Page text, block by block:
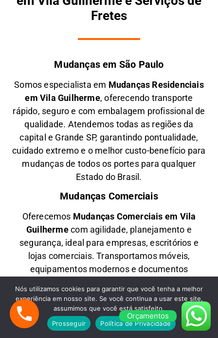
Fretes
Mudanças em São Paulo
Somos especialista em Mudanças Residenciais
emVila Guilherme, oferecendo transporte
rápido, seguro e com embalagem profissional de
qualidade. Atendemos todas as regiões da
capital e Grande SP, garantindo pontualidade,
cuidado extremo e o melhor custo-benefício para
mudanças de todos os portes para qualquer
Estado do Brasil.
Mudanças Comerciais
Oferecemos Mudanças Comerciais em Vila
Guilhermecom agilidade, planejamento e
segurança, ideal para empresas, escritórios e
lojas comerciais. Transportamos móveis,
equipamentos modernos e documentos
desmontagem, embalagem e montagem para
uma transição eficiente e sem impactar suas
operações.
Orçamentos
Nós utilizamos cookies para garantir que você tenha a melhor
experiência em nosso site. Se você continua a usar este site,
assumimos que você está satisfeito.
Prosseguir
Política de Privacidade